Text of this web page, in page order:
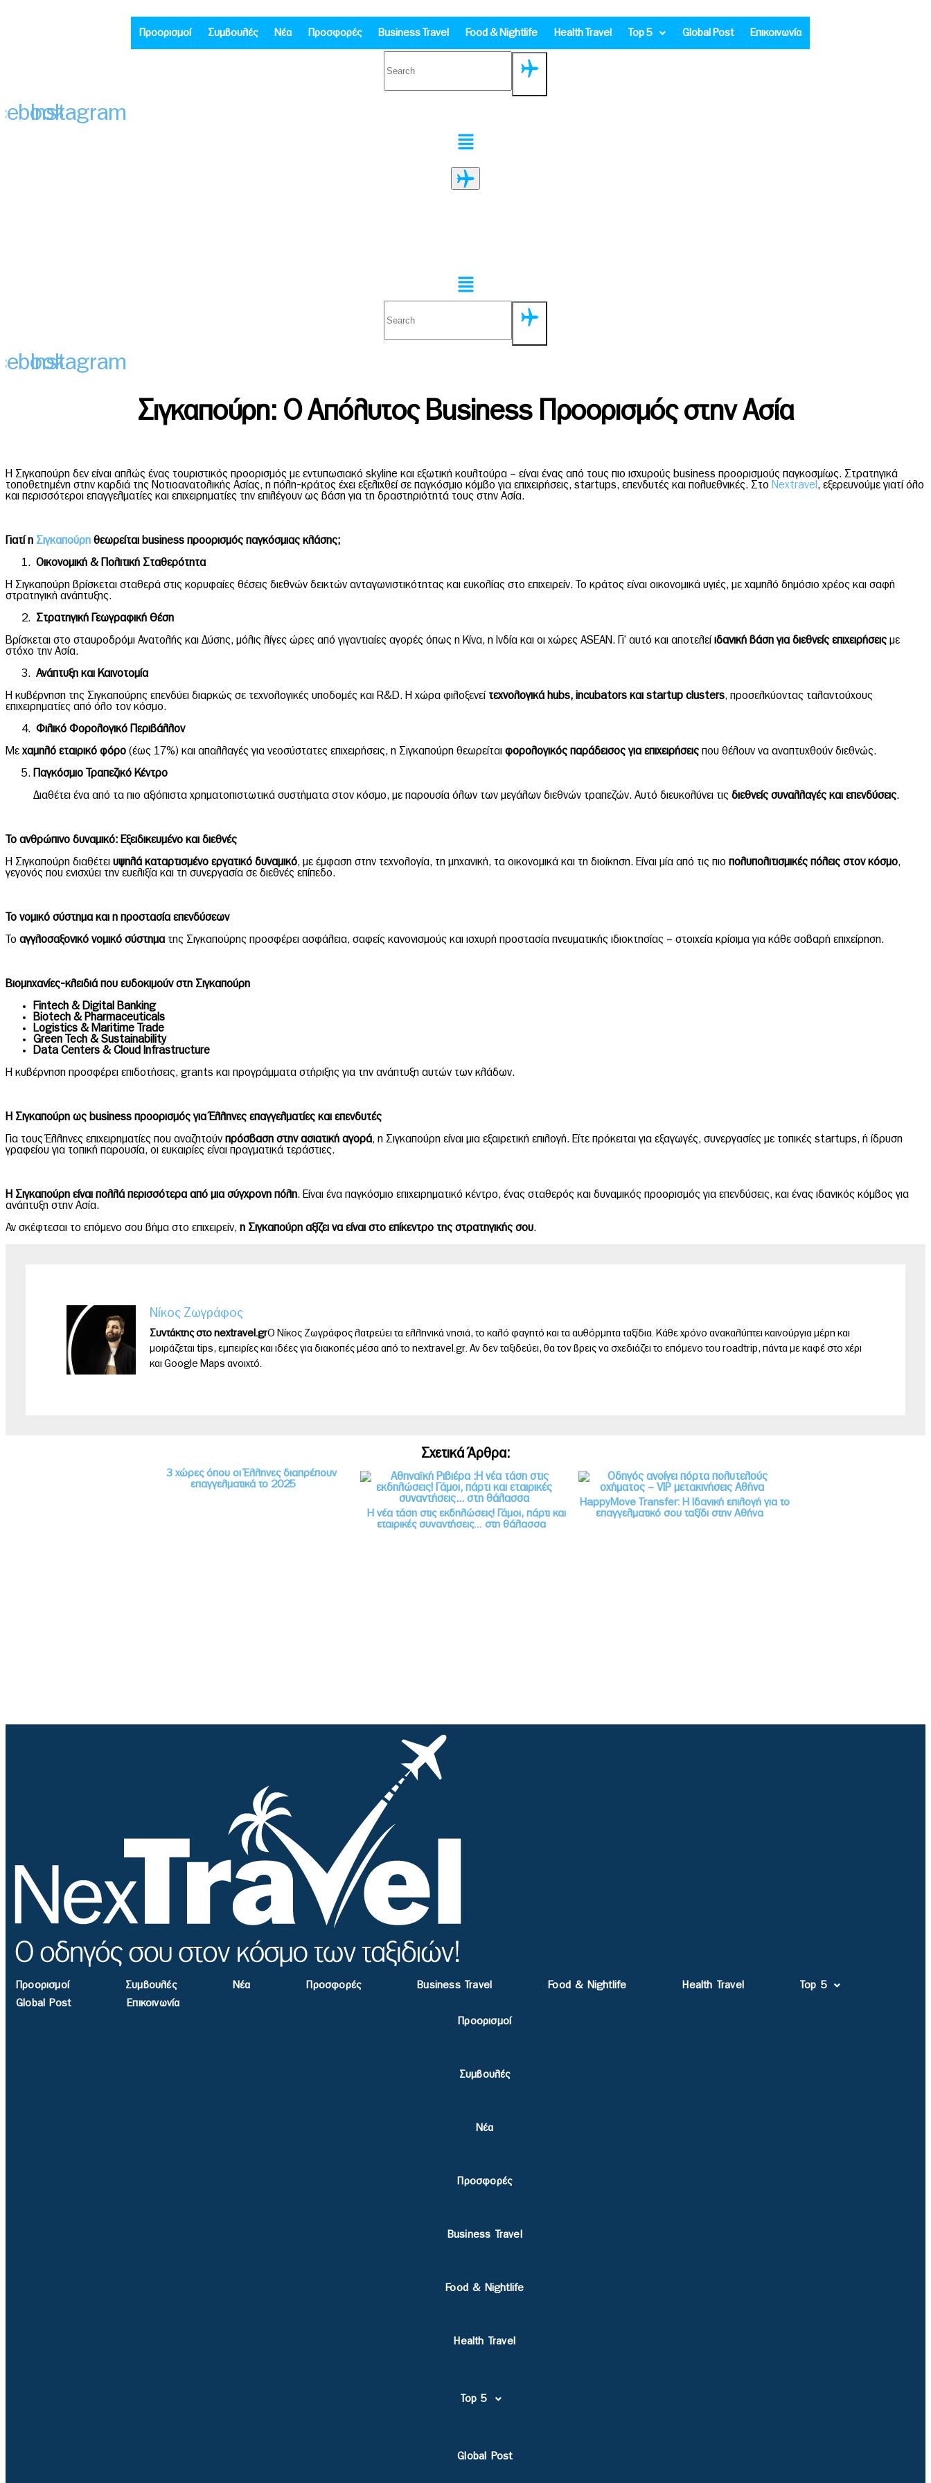
Προορισμοί Συμβουλές Νέα Προσφορές Business Travel Food & Nightlife Health Travel Top 5 Global Post Επικοινωνία
Instagram
Instagram
Σιγκαπούρη: Ο Απόλυτος Business Προορισμός στην Ασία
Η Σιγκαπούρη δεν είναι απλώς ένας τουριστικός προορισμός με εντυπωσιακό skyline και εξωτική κουλτούρα – είναι ένας από τους πιο ισχυρούς business προορισμούς παγκοσμίως. Στρατηγικά
τοποθετημένη στην καρδιά της Νοτιοανατολικής Ασίας, η πόλη-κράτος έχει εξελιχθεί σε παγκόσμιο κόμβο για επιχειρήσεις, startups, επενδυτές και πολυεθνικές. Στο Nextravel , εξερευνούμε γιατί όλο
και περισσότεροι επαγγελματίες και επιχειρηματίες την επιλέγουν ως βάση για τη δραστηριότητά τους στην Ασία.
Γιατί η Σιγκαπούρη θεωρείται business προορισμός παγκόσμιας κλάσης;
Οικονομική & Πολιτική Σταθερότητα
Η Σιγκαπούρη βρίσκεται σταθερά στις κορυφαίες θέσεις διεθνών δεικτών ανταγωνιστικότητας και ευκολίας στο επιχειρείν. Το κράτος είναι οικονομικά υγιές, με χαμηλό δημόσιο χρέος και σαφή
στρατηγική ανάπτυξης.
Στρατηγική Γεωγραφική Θέση
Βρίσκεται στο σταυροδρόμι Ανατολής και Δύσης, μόλις λίγες ώρες από γιγαντιαίες αγορές όπως η Κίνα, η Ινδία και οι χώρες ASEAN. Γι’ αυτό και αποτελεί ιδανική βάση για διεθνείς επιχειρήσεις με
στόχο την Ασία.
Ανάπτυξη και Καινοτομία
Η κυβέρνηση της Σιγκαπούρης επενδύει διαρκώς σε τεχνολογικές υποδομές και R&D. Η χώρα φιλοξενεί τεχνολογικά hubs, incubators και startup clusters, προσελκύοντας ταλαντούχους
επιχειρηματίες από όλο τον κόσμο.
Φιλικό Φορολογικό Περιβάλλον
Μεχαμηλό εταιρικό φόρο (έως 17%) και απαλλαγές για νεοσύστατες επιχειρήσεις, η Σιγκαπούρη θεωρείται φορολογικός παράδεισος για επιχειρήσεις που θέλουν να αναπτυχθούν διεθνώς.
Παγκόσμιο Τραπεζικό Κέντρο
Διαθέτει ένα από τα πιο αξιόπιστα χρηματοπιστωτικά συστήματα στον κόσμο, με παρουσία όλων των μεγάλων διεθνών τραπεζών. Αυτό διευκολύνει τις διεθνείς συναλλαγές και επενδύσεις.
Το ανθρώπινο δυναμικό: Εξειδικευμένο και διεθνές
Η Σιγκαπούρη διαθέτει υψηλά καταρτισμένο εργατικό δυναμικό, με έμφαση στην τεχνολογία, τη μηχανική, τα οικονομικά και τη διοίκηση. Είναι μία από τις πιο πολυπολιτισμικές πόλεις στον κόσμο,
γεγονός που ενισχύει την ευελιξία και τη συνεργασία σε διεθνές επίπεδο.
Το νομικό σύστημα και η προστασία επενδύσεων
Το αγγλοσαξονικό νομικό σύστημα της Σιγκαπούρης προσφέρει ασφάλεια, σαφείς κανονισμούς και ισχυρή προστασία πνευματικής ιδιοκτησίας – στοιχεία κρίσιμα για κάθε σοβαρή επιχείρηση.
Βιομηχανίες-κλειδιά που ευδοκιμούν στη Σιγκαπούρη
Fintech & Digital Banking
Biotech & Pharmaceuticals
Logistics & Maritime Trade
Green Tech & Sustainability
Data Centers & Cloud Infrastructure
Η κυβέρνηση προσφέρει επιδοτήσεις, grants και προγράμματα στήριξης για την ανάπτυξη αυτών των κλάδων.
Η Σιγκαπούρη ως business προορισμός για Έλληνες επαγγελματίες και επενδυτές
Για τους Έλληνες επιχειρηματίες που αναζητούν πρόσβαση στην ασιατική αγορά, η Σιγκαπούρη είναι μια εξαιρετική επιλογή. Είτε πρόκειται για εξαγωγές, συνεργασίες με τοπικές startups, ή ίδρυση
γραφείου για τοπική παρουσία, οι ευκαιρίες είναι πραγματικά τεράστιες.
Η Σιγκαπούρη είναι πολλά περισσότερα από μια σύγχρονη πόλη. Είναι ένα παγκόσμιο επιχειρηματικό κέντρο, ένας σταθερός και δυναμικός προορισμός για επενδύσεις, και ένας ιδανικός κόμβος για
ανάπτυξη στην Ασία.
Αν σκέφτεσαι το επόμενο σου βήμα στο επιχειρείν, η Σιγκαπούρη αξίζει να είναι στο επίκεντρο της στρατηγικής σου.
Νίκος Ζωγράφος
Συντάκτης στο nextravel.grΟ Νίκος Ζωγράφος λατρεύει τα ελληνικά νησιά, το καλό φαγητό και τα αυθόρμητα ταξίδια. Κάθε χρόνο ανακαλύπτει καινούργια μέρη και
μοιράζεται tips, εμπειρίες και ιδέες για διακοπές μέσα από το nextravel.gr. Αν δεν ταξιδεύει, θα τον βρεις να σχεδιάζει το επόμενο του roadtrip, πάντα με καφέ στο χέρι
και Google Maps ανοιχτό.
Σχετικά Άρθρα:
3 χώρες όπου οι Έλληνες διαπρέπουν
επαγγελματικά το 2025
Η νέα τάση στις εκδηλώσεις! Γάμοι, πάρτι και
εταιρικές συναντήσεις… στη θάλασσα
HappyΜove Transfer: Η Ιδανική επιλογή για το
επαγγελματικό σου ταξίδι στην Αθήνα
Προορισμοί Συμβουλές Νέα Προσφορές Business Travel Food & Nightlife Health Travel
Top 5
Global Post
Επικοινωνία
Προορισμοί
Συμβουλές
Νέα
Προσφορές
Business Travel
Food & Nightlife
Health Travel
Top 5
Global Post